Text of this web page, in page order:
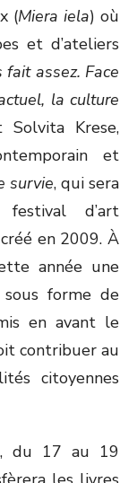
(Miera iela) où
et d’ateliers
fait assez. Face
la culture
Solvita Krese,
et
survie, qui sera
d’art
en 2009. À
année une
sous forme de
en avant le
contribuer au
citoyennes
du 17 au 19